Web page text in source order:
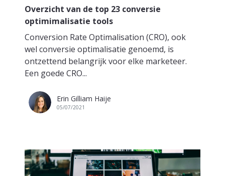
Overzicht van de top 23 conversie
optimimalisatie tools
Conversion Rate Optimalisation (CRO), ook
wel conversie optimalisatie genoemd, is
ontzettend belangrijk voor elke marketeer.
Een goede CRO...
Erin Gilliam Haije
05/07/2021